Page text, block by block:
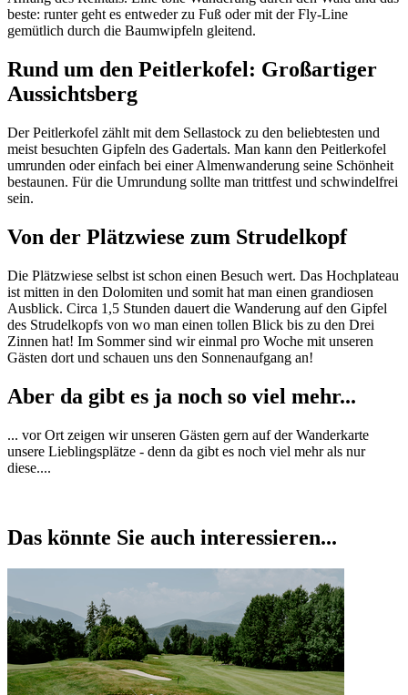
beste: runter geht es entweder zu Fuß oder mit der Fly-Line
gemütlich durch die Baumwipfeln gleitend.
Rund um den Peitlerkofel: Großartiger
Aussichtsberg
Der Peitlerkofel zählt mit dem Sellastock zu den beliebtesten und
meist besuchten Gipfeln des Gadertals. Man kann den Peitlerkofel
umrunden oder einfach bei einer Almenwanderung seine Schönheit
bestaunen. Für die Umrundung sollte man trittfest und schwindelfrei
sein.
Von der Plätzwiese zum Strudelkopf
Die Plätzwiese selbst ist schon einen Besuch wert. Das Hochplateau
ist mitten in den Dolomiten und somit hat man einen grandiosen
Ausblick. Circa 1,5 Stunden dauert die Wanderung auf den Gipfel
des Strudelkopfs von wo man einen tollen Blick bis zu den Drei
Zinnen hat! Im Sommer sind wir einmal pro Woche mit unseren
Gästen dort und schauen uns den Sonnenaufgang an!
Aber da gibt es ja noch so viel mehr...
... vor Ort zeigen wir unseren Gästen gern auf der Wanderkarte
unsere Lieblingsplätze - denn da gibt es noch viel mehr als nur
diese....
Das könnte Sie auch interessieren...